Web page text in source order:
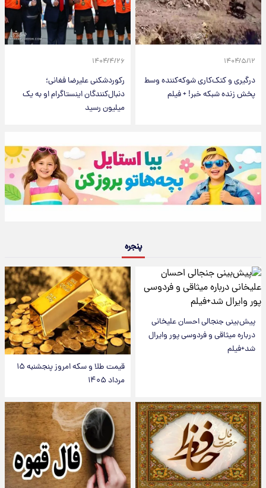
۱۴۰۴/۵/۱۲
درگیری و کتک‌کاری شوکه‌کننده وسط
پخش زنده شبکه خبر! + فیلم
۱۴۰۴/۴/۲۶
رکوردشکنی علیرضا فغانی؛
دنبال‌کنندگان اینستاگرام او به یک
میلیون رسید
پنجره
پیش‌بینی جنجالی احسان علیخانی
درباره میثاقی و فردوسی پور وایرال
شد+فیلم
قیمت طلا و سکه امروز پنجشنبه ۱۵
مرداد ۱۴۰۵